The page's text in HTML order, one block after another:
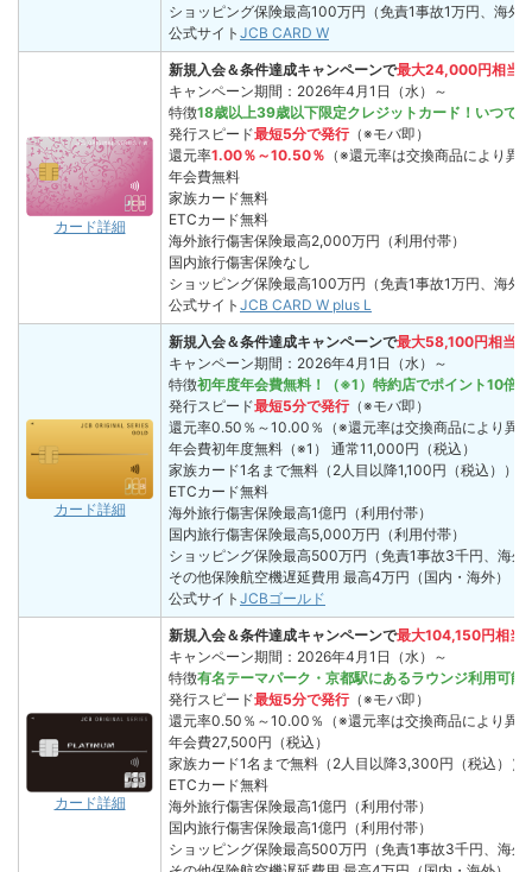
ショッピング保険最高100万円（免責1事故1万円、海外
公式サイト JCB CARD W
カード詳細
新規入会＆条件達成キャンペーンで最大24,000円相当
キャンペーン期間：2026年4月1日（水）～
特徴18歳以上39歳以下限定クレジットカード！いつで
発行スピード最短5分で発行（※モバ即）
還元率1.00％～10.50％ （※還元率は交換商品により異
年会費無料
家族カード無料
ETCカード無料
海外旅行傷害保険最高2,000万円（利用付帯）
国内旅行傷害保険なし
ショッピング保険最高100万円（免責1事故1万円、海外
公式サイト JCB CARD W plus L
カード詳細
新規入会＆条件達成キャンペーンで最大58,100円相当
キャンペーン期間：2026年4月1日（水）～
特徴初年度年会費無料！（※1）特約店でポイント10倍！
発行スピード最短5分で発行（※モバ即）
還元率0.50％～10.00％（※還元率は交換商品により異
年会費初年度無料（※1） 通常11,000円（税込）
家族カード1名まで無料（2人目以降1,100円（税込））
ETCカード無料
海外旅行傷害保険最高1億円（利用付帯）
国内旅行傷害保険最高5,000万円（利用付帯）
ショッピング保険最高500万円（免責1事故3千円、海
その他保険航空機遅延費用 最高4万円（国内・海外）（
公式サイト JCBゴールド
カード詳細
新規入会＆条件達成キャンペーンで最大104,150円相当
キャンペーン期間：2026年4月1日（水）～
特徴有名テーマパーク・京都駅にあるラウンジ利用可
発行スピード最短5分で発行（※モバ即）
還元率0.50％～10.00％（※還元率は交換商品により異
年会費27,500円（税込）
家族カード1名まで無料（2人目以降3,300円（税込））
ETCカード無料
海外旅行傷害保険最高1億円（利用付帯）
国内旅行傷害保険最高1億円（利用付帯）
ショッピング保険最高500万円（免責1事故3千円、海